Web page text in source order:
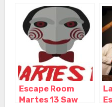
Valladolid –
Castilla y León
Escape Room
Martes 13 Saw